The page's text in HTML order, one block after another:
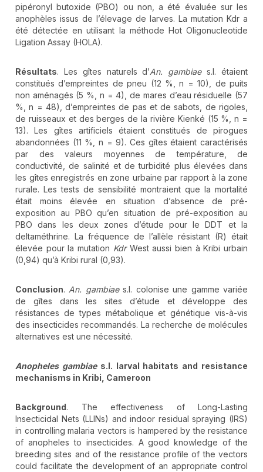
pipéronyl butoxide (PBO) ou non, a été évaluée sur les
anophèles issus de l’élevage de larves. La mutation Kdr a
été détectée en utilisant la méthode Hot Oligonucleotide
Ligation Assay (HOLA).
Résultats. Les gîtes naturels d’An. gambiaes.l. étaient
constitués d’empreintes de pneu (12 %, n = 10), de puits
non aménagés (5 %, n = 4), de mares d’eau résiduelle (57
%, n = 48), d’empreintes de pas et de sabots, de rigoles,
de ruisseaux et des berges de la rivière Kienké (15 %, n =
13). Les gîtes artificiels étaient constitués de pirogues
abandonnées (11 %, n = 9). Ces gîtes étaient caractérisés
par des valeurs moyennes de température, de
conductivité, de salinité et de turbidité plus élevées dans
les gîtes enregistrés en zone urbaine par rapport à la zone
rurale. Les tests de sensibilité montraient que la mortalité
était moins élevée en situation d’absence de pré-
exposition au PBO qu’en situation de pré-exposition au
PBO dans les deux zones d’étude pour le DDT et la
deltaméthrine. La fréquence de l’allèle résistant (R) était
élevée pour la mutation KdrWest aussi bien à Kribi urbain
(0,94) qu’à Kribi rural (0,93).
Conclusion. An. gambiaes.l. colonise une gamme variée
de gîtes dans les sites d’étude et développe des
résistances de types métabolique et génétique vis-à-vis
des insecticides recommandés. La recherche de molécules
alternatives est une nécessité.
Anopheles gambiaes.l. larval habitats and resistance
mechanisms in Kribi, Cameroon
Background. The effectiveness of Long-Lasting
Insecticidal Nets (LLINs) and indoor residual spraying (IRS)
in controlling malaria vectors is hampered by the resistance
of anopheles to insecticides. A good knowledge of the
breeding sites and of the resistance profile of the vectors
could facilitate the development of an appropriate control